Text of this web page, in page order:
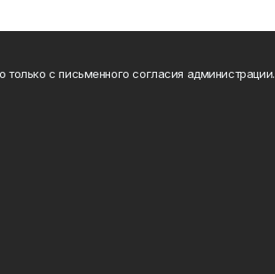
с письменного согласия администрации.